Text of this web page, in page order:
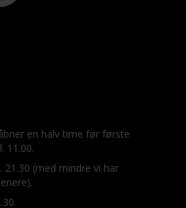
en halv time før første
11.00.
21.30 (med mindre vi har